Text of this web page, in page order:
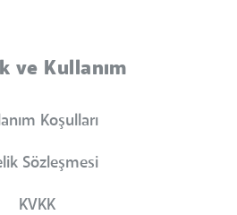
ve Kullanım
Koşulları
Sözleşmesi
KVKK